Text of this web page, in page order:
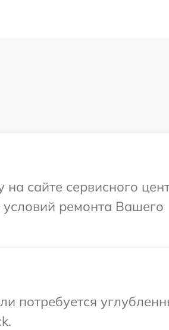
сайте сервисного
ремонта Вашего
потребуется